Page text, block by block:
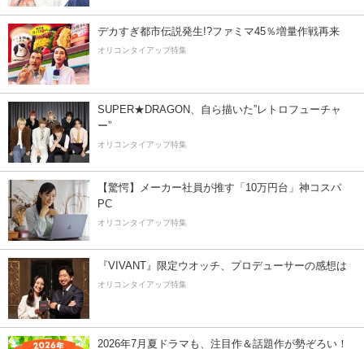
デカすぎ都市伝説発生!?ファミマ45％増量作戦再来
オリコンタイアップ特集
SUPER★DRAGON、自ら描いた”レトロフューチャ
ー”
オリコンタイアップ特集
【驚愕】メーカー社員が推す「10万円台」神コスパ
PC
オリコンタイアップ特集
『VIVANT』限定ウオッチ、プロデューサーの感想は
オリコンタイアップ特集
2026年7月夏ドラマも、注目作＆話題作が勢ぞろい！